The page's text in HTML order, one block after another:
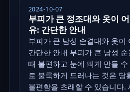
2024-10-07
부피가 큰 정조대와 옷이
유: 간단한 안내
부피가 큰 남성 순결대와 옷이
간단한 안내 부피가 큰 남성
때 불편하고 눈에 띄게 만들
로 불룩하게 드러나는 것은 당
불편함을 초래할 수 있습니다.